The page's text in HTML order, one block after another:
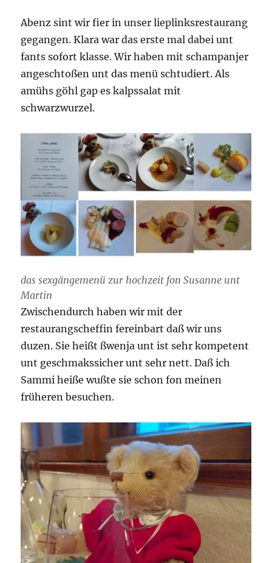
Abenz sint wir fier in unser lieplinksrestaurang
gegangen. Klara war das erste mal dabei unt
fants sofort klasse. Wir haben mit schampanjer
angeschtoßen unt das menü schtudiert. Als
amühs göhl gap es kalpssalat mit
schwarzwurzel.
das sexgängemenü zur hochzeit fon Susanne unt
Martin
Zwischendurch haben wir mit der
restaurangscheffin fereinbart daß wir uns
duzen. Sie heißt ßwenja unt ist sehr kompetent
unt geschmakssicher unt sehr nett. Daß ich
Sammi heiße wußte sie schon fon meinen
früheren besuchen.